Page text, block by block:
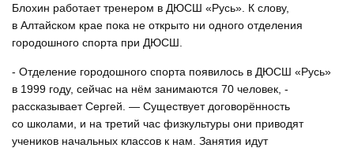
Блохин работает тренером в ДЮСШ «Русь». К слову,
в Алтайском крае пока не открыто ни одного отделения
городошного спорта при ДЮСШ.
- Отделение городошного спорта появилось в ДЮСШ «Русь»
в 1999 году, сейчас на нём занимаются 70 человек, -
рассказывает Сергей. — Существует договорённость
со школами, и на третий час физкультуры они приводят
учеников начальных классов к нам. Занятия идут